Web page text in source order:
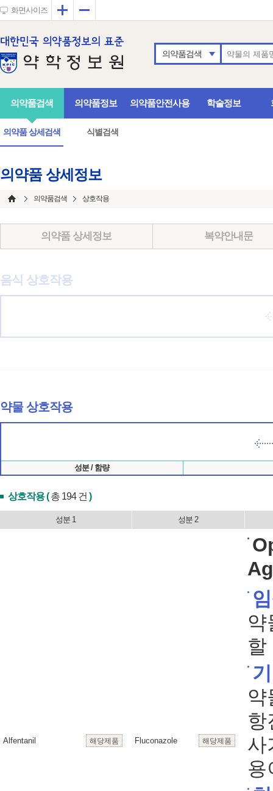
화면사이즈 확대
의약품검색
의약품검색
의약품 상세검색 식별검색
의약품정보 의약품안전사용 학술정보
의약품 상세정보
의약품검색 상호작용
의약품 상세정보 복약안내문
음식 상호작용
약물 상호작용
성분 / 함량
상호작용 (총 194 건 )
성분 1 성분 2
Alfentanil 해당제품 Fluconazole 해당제품
약
할
약
항
사
용